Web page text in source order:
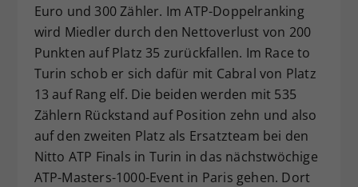
Euro und 300 Zähler. Im ATP-Doppelranking
wird Miedler durch den Nettoverlust von 200
Punkten auf Platz 35 zurückfallen. Im Race to
Turin schob er sich dafür mit Cabral von Platz
13 auf Rang elf. Die beiden werden mit 535
Zählern Rückstand auf Position zehn und also
auf den zweiten Platz als Ersatzteam bei den
Nitto ATP Finals in Turin in das nächstwöchige
ATP-Masters-1000-Event in Paris gehen. Dort